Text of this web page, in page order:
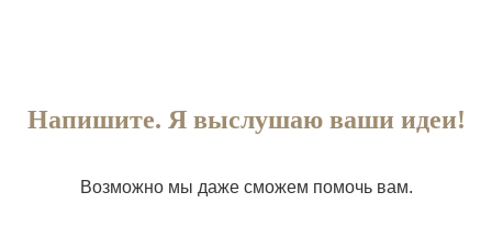
Напишите. Я выслушаю ваши идеи!
Возможно мы даже сможем помочь вам.